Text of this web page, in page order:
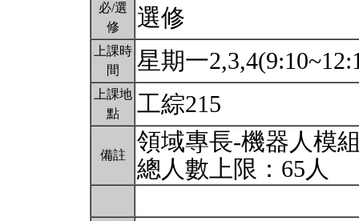
必/選
修
選修
上課時
間
星期一
上課地
點
工綜215
備註
領域專長-機器人模
總人數上限：65人